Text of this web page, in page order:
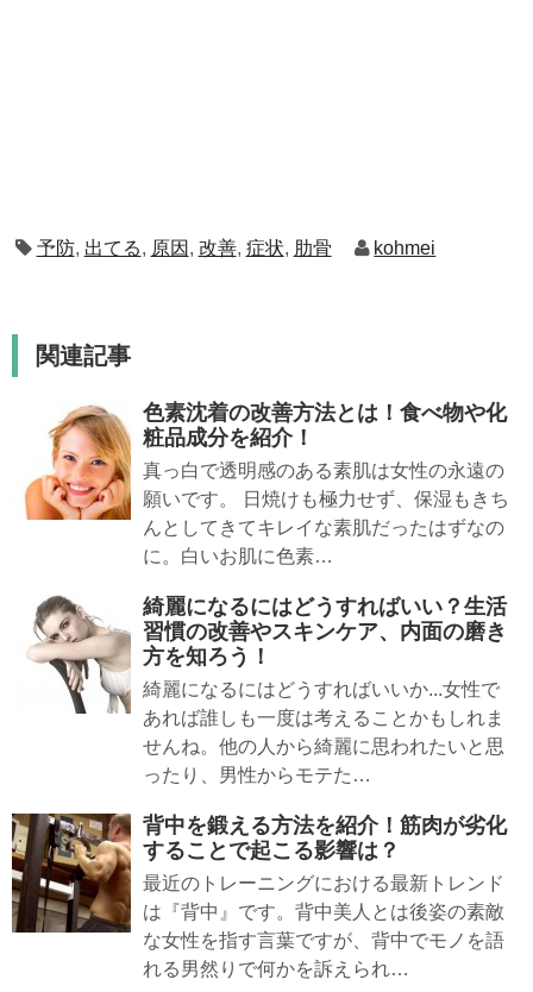
予防, 出てる, 原因 , 改善, 症状, 肋骨 kohmei
関連記事
色素沈着の改善方法とは！食べ物や化
粧品成分を紹介！
真っ白で透明感のある素肌は女性の永遠の
願いです。 日焼けも極力せず、保湿もきち
んとしてきてキレイな素肌だったはずなの
に。白いお肌に色素…
綺麗になるにはどうすればいい？生活
習慣の改善やスキンケア、内面の磨き
方を知ろう！
綺麗になるにはどうすればいいか...女性で
あれば誰しも一度は考えることかもしれま
せんね。他の人から綺麗に思われたいと思
ったり、男性からモテた…
背中を鍛える方法を紹介！筋肉が劣化
することで起こる影響は？
最近のトレーニングにおける最新トレンド
は『背中』です。背中美人とは後姿の素敵
な女性を指す言葉ですが、背中でモノを語
れる男然りで何かを訴えられ…